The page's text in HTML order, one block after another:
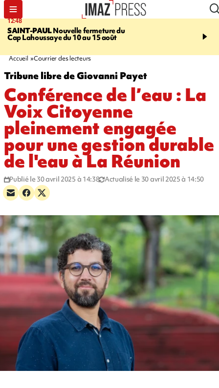
12:48
SAINT-PAULNouvelle fermeture du
Cap Lahoussaye du 10 au 15 août
14:23
massif de migrants, la
Accueil Courrier des lecteurs
Tribune libre de Giovanni Payet
Conférence de l’eau : La
Voix Citoyenne
pleinement engagée
pour une gestion durable
de l'eau à La Réunion
Publié le 30 avril 2025 à 14:38 Actualisé le 30 avril 2025 à 14:50